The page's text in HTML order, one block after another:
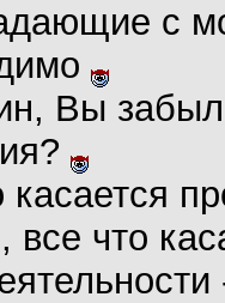
с
Вы
касается
все что